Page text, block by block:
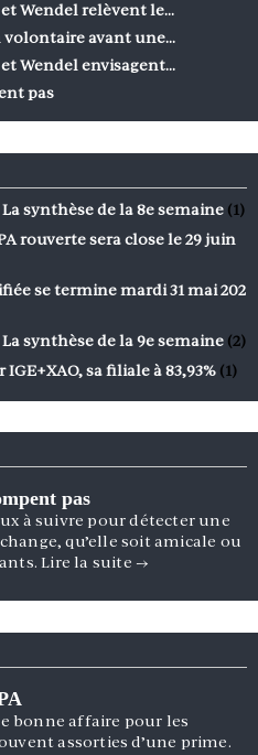
Wendel relèvent le…
volontaire avant une…
Wendel envisagent…
pas
synthèse de la 8e semaine (1)
rouverte sera close le 29 juin
se termine mardi 31 mai 202
synthèse de la 9e semaine (2)
sa filiale à 83,93% (1)
pas
à suivre pour détecter une
qu’elle soit amicale ou
Lire la suite →
bonne affaire pour les
assorties d’une prime.